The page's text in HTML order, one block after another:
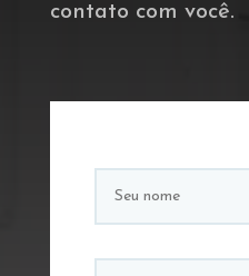
contato com você.